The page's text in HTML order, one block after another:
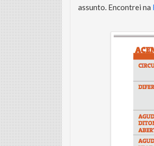
assunto. Encontrei na